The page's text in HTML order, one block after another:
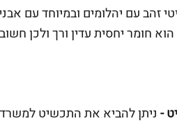
עם יהלומים ובמיוחד עם
חומר יחסית עדין ורך ולכן
- ניתן להביא את התכשיט